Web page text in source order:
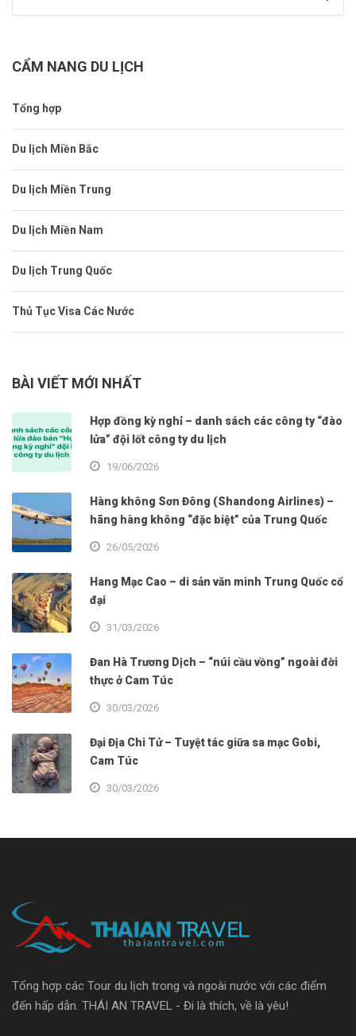
CẨM NANG DU LỊCH
Tổng hợp
Du lịch Miền Bắc
Du lịch Miền Trung
Du lịch Miền Nam
Du lịch Trung Quốc
Thủ Tục Visa Các Nước
BÀI VIẾT MỚI NHẤT
Hợp đồng kỳ nghỉ – danh sách các công ty “đào
lửa” đội lốt công ty du lịch
19/06/2026
Hàng không Sơn Đông (Shandong Airlines) –
hãng hàng không “đặc biệt” của Trung Quốc
26/05/2026
Hang Mạc Cao – di sản văn minh Trung Quốc cổ
đại
31/03/2026
Đan Hà Trương Dịch – “núi cầu vồng” ngoài đời
thực ở Cam Túc
30/03/2026
Đại Địa Chi Tử – Tuyệt tác giữa sa mạc Gobi,
Cam Túc
30/03/2026
Tổng hợp các Tour du lịch trong và ngoài nước với các điểm
đến hấp dẫn. THÁI AN TRAVEL - Đi là thích, về là yêu!